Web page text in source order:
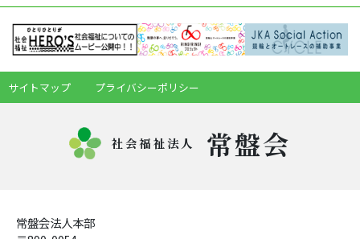
サイトマップ プライバシーポリシー
社会福祉法人 常盤会
常盤会法人本部